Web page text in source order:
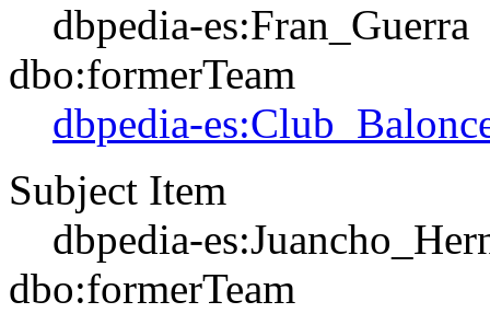
dbpedia-es:Fran_Guerra
dbo:formerTeam
dbpedia-
Subject Item
dbpedia-
dbo:formerTeam